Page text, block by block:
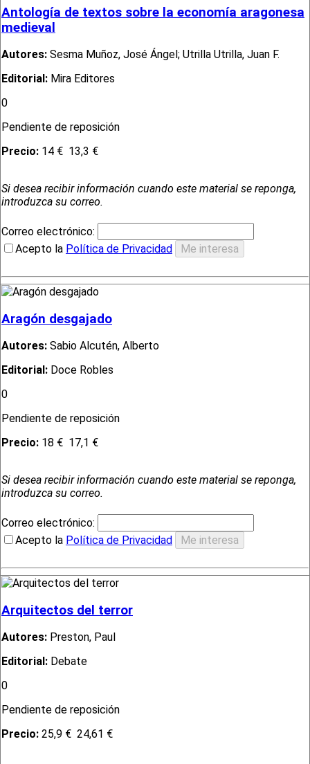
Antología de textos sobre la economía aragonesa
medieval
Autores: Sesma Muñoz, José Ángel; Utrilla Utrilla, Juan F.
Editorial: Mira Editores
0
Pendiente de reposición
Precio: 14 € 13,3 €
Si desea recibir información cuando este material se reponga,
introduzca su correo.
Correo electrónico:
Acepto la Política de Privacidad
Aragón desgajado
Autores: Sabio Alcutén, Alberto
Editorial: Doce Robles
0
Pendiente de reposición
Precio: 18 € 17,1 €
Si desea recibir información cuando este material se reponga,
introduzca su correo.
Correo electrónico:
Acepto la Política de Privacidad
Arquitectos del terror
Autores: Preston, Paul
Editorial: Debate
0
Pendiente de reposición
Precio: 25,9 € 24,61 €